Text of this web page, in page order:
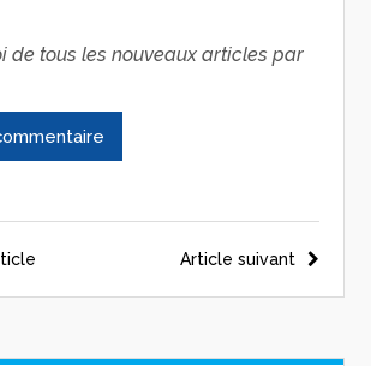
de tous les nouveaux articles par
Article suivant